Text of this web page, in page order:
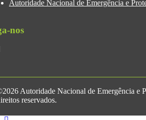
Autoridade Nacional de Emergência e
nos
Autoridade Nacional de Emergência e
reservados.